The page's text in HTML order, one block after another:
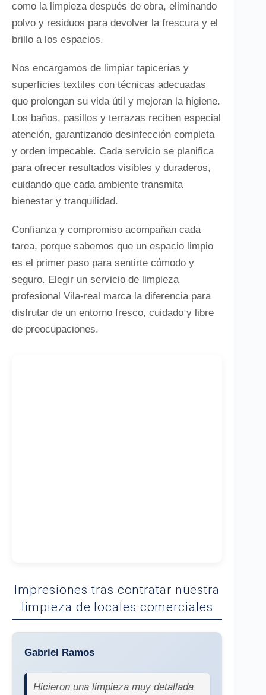
como la limpieza después de obra, eliminando
polvo y residuos para devolver la frescura y el
brillo a los espacios.
Nos encargamos de limpiar tapicerías y
superficies textiles con técnicas adecuadas
que prolongan su vida útil y mejoran la higiene.
Los baños, pasillos y terrazas reciben especial
atención, garantizando desinfección completa
y orden impecable. Cada servicio se planifica
para ofrecer resultados visibles y duraderos,
cuidando que cada ambiente transmita
bienestar y tranquilidad.
Confianza y compromiso acompañan cada
tarea, porque sabemos que un espacio limpio
es el primer paso para sentirte cómodo y
seguro. Elegir un servicio de limpieza
profesional Vila-real marca la diferencia para
disfrutar de un entorno fresco, cuidado y libre
de preocupaciones.
Impresiones tras contratar nuestra
limpieza de locales comerciales
Gabriel Ramos
Hicieron una limpieza muy detallada